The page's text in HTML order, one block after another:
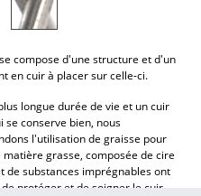
compose d'une structure et d'un
en cuir à placer sur celle-ci.
longue durée de vie et un cuir
se conserve bien, nous
l'utilisation de graisse pour
matière grasse, composée de cire
de substances imprégnables ont
protéger et de soigner le cuir